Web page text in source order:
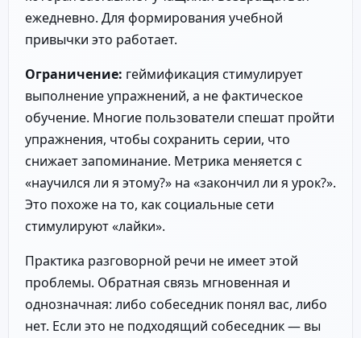
ежедневно. Для формирования учебной
привычки это работает.
Ограничение: геймификация стимулирует
выполнение упражнений, а не фактическое
обучение. Многие пользователи спешат пройти
упражнения, чтобы сохранить серии, что
снижает запоминание. Метрика меняется с
«научился ли я этому?» на «закончил ли я урок?».
Это похоже на то, как социальные сети
стимулируют «лайки».
Практика разговорной речи не имеет этой
проблемы. Обратная связь мгновенная и
однозначная: либо собеседник понял вас, либо
нет. Если это не подходящий собеседник — вы